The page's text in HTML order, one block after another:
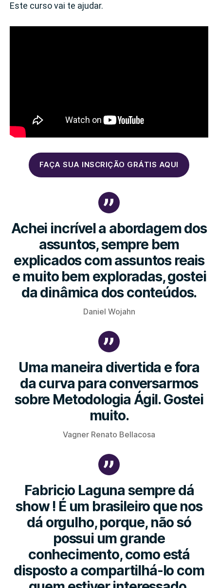
Este curso vai te ajudar.
FAÇA SUA INSCRIÇÃO GRÁTIS AQUI
Achei incrível a abordagem dos
assuntos, sempre bem
explicados com assuntos reais
e muito bem exploradas, gostei
da dinâmica dos conteúdos.
Daniel Wojahn
Uma maneira divertida e fora
da curva para conversarmos
sobre Metodologia Ágil. Gostei
muito.
Vagner Renato Bellacosa
Fabricio Laguna sempre dá
show ! É um brasileiro que nos
dá orgulho, porque, não só
possui um grande
conhecimento, como está
disposto a compartilhá-lo com